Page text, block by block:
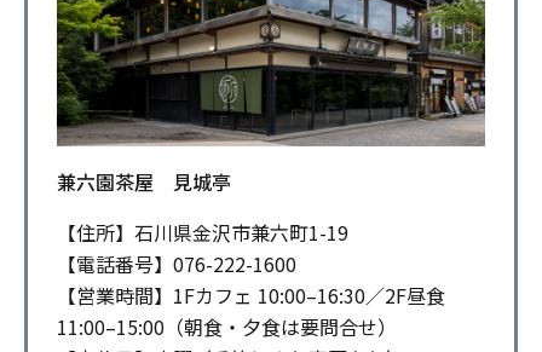
兼六園茶屋 見城亭
【住所】石川県金沢市兼六町1-19
【電話番号】076-222-1600
【営業時間】1Fカフェ 10:00–16:30／2F昼食
11:00–15:00（朝食・夕食は要問合せ）